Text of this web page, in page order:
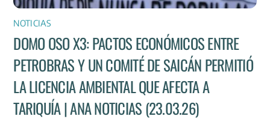
NOTICIAS
DOMO OSO X3: PACTOS ECONÓMICOS ENTRE
PETROBRAS Y UN COMITÉ DE SAICÁN PERMITIÓ
LA LICENCIA AMBIENTAL QUE AFECTA A
TARIQUÍA | ANA NOTICIAS (23.03.26)